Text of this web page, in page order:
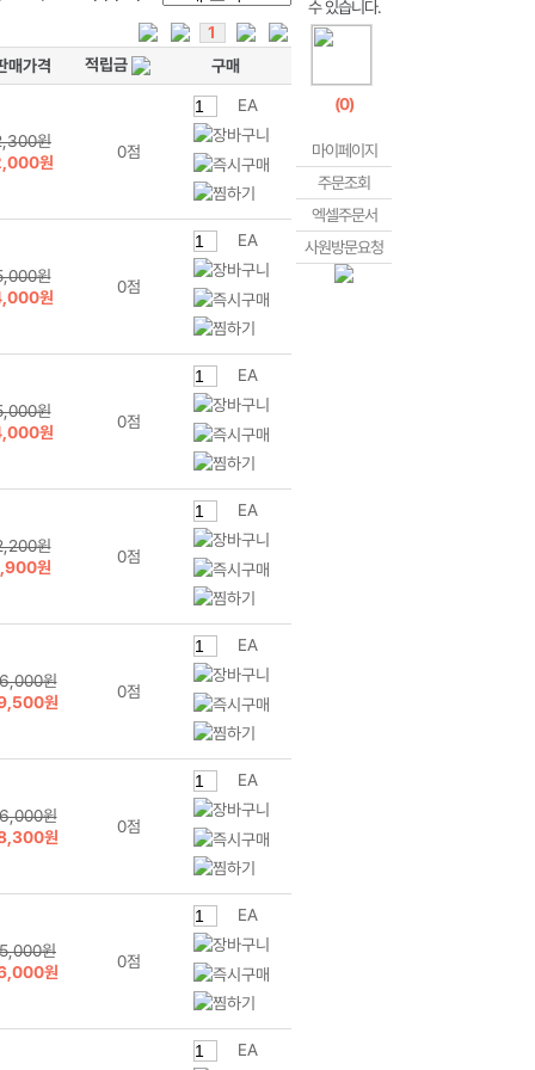
1
매가격
적립금 구매
원
원
0점
EA
원
원
0점
EA
원
원
0점
EA
원
원
0점
EA
원
원
0점
EA
원
원
0점
EA
원
원
0점
EA
EA
(0)
마이페이지
주문조회
엑셀주문서
사원방문요청